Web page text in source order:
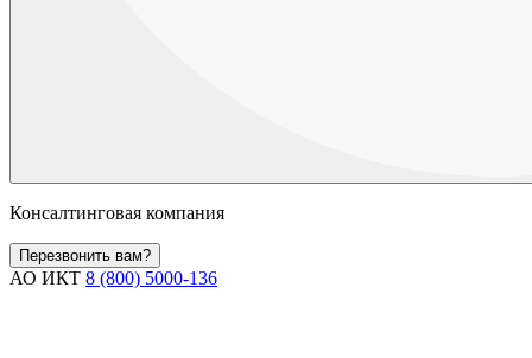
Консалтинговая компания
Перезвонить вам?
АО ИКТ 8 (800) 5000-136